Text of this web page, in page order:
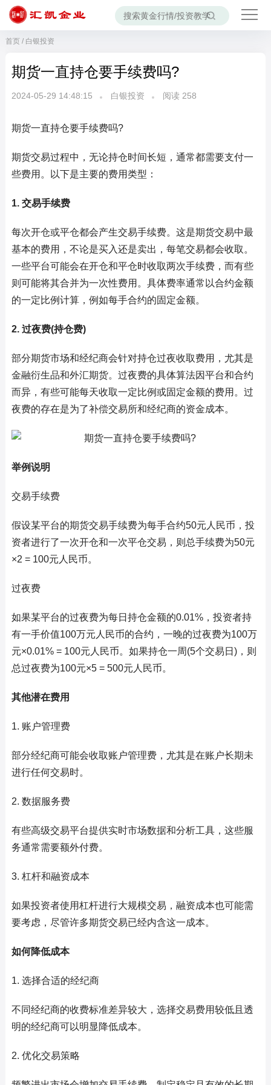
首页/ 白银投资
期货一直持仓要手续费吗?
2024-05-29 14:48:15 白银投资 阅读 258
期货一直持仓要手续费吗?
期货交易过程中，无论持仓时间长短，通常都需要支付一
些费用。以下是主要的费用类型：
1. 交易手续费
每次开仓或平仓都会产生交易手续费。这是期货交易中最
基本的费用，不论是买入还是卖出，每笔交易都会收取。
一些平台可能会在开仓和平仓时收取两次手续费，而有些
则可能将其合并为一次性费用。具体费率通常以合约金额
的一定比例计算，例如每手合约的固定金额。
2. 过夜费(持仓费)
部分期货市场和经纪商会针对持仓过夜收取费用，尤其是
金融衍生品和外汇期货。过夜费的具体算法因平台和合约
而异，有些可能每天收取一定比例或固定金额的费用。过
夜费的存在是为了补偿交易所和经纪商的资金成本。
举例说明
交易手续费
假设某平台的期货交易手续费为每手合约50元人民币，投
资者进行了一次开仓和一次平仓交易，则总手续费为50元
×2 = 100元人民币。
过夜费
如果某平台的过夜费为每日持仓金额的0.01%，投资者持
有一手价值100万元人民币的合约，一晚的过夜费为100万
元×0.01% = 100元人民币。如果持仓一周(5个交易日)，则
总过夜费为100元×5 = 500元人民币。
其他潜在费用
1. 账户管理费
部分经纪商可能会收取账户管理费，尤其是在账户长期未
进行任何交易时。
2. 数据服务费
有些高级交易平台提供实时市场数据和分析工具，这些服
务通常需要额外付费。
3. 杠杆和融资成本
如果投资者使用杠杆进行大规模交易，融资成本也可能需
要考虑，尽管许多期货交易已经内含这一成本。
如何降低成本
1. 选择合适的经纪商
不同经纪商的收费标准差异较大，选择交易费用较低且透
明的经纪商可以明显降低成本。
2. 优化交易策略